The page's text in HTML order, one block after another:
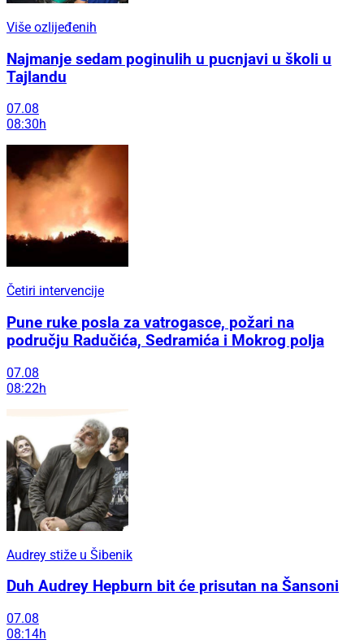
Više ozlijeđenih
Najmanje sedam poginulih u pucnjavi u školi u
Tajlandu
07.08
08:30h
Četiri intervencije
Pune ruke posla za vatrogasce, požari na
području Radučića, Sedramića i Mokrog polja
07.08
08:22h
Audrey stiže u Šibenik
Duh Audrey Hepburn bit će prisutan na Šansoni
07.08
08:14h